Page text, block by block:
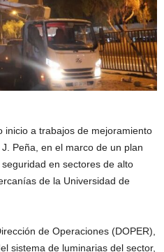
inicio a trabajos de mejoramiento
Peña, en el marco de un plan
en sectores de alto
de la Universidad de
de Operaciones (DOPER),
sistema de luminarias del sector,